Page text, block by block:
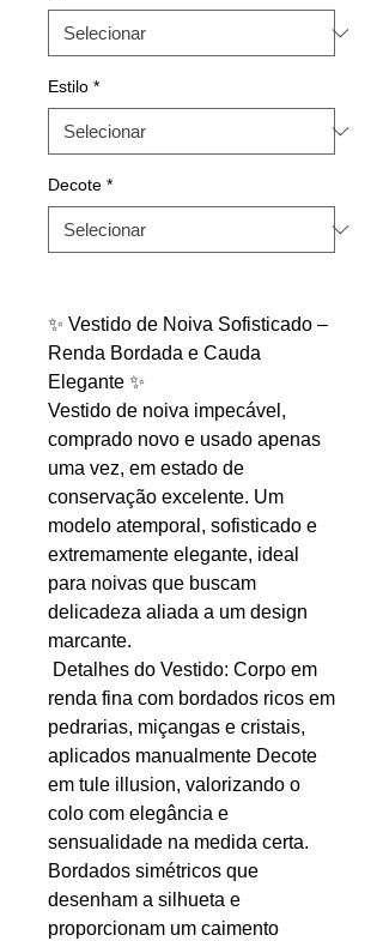
Estilo *
Decote *
✨ Vestido de Noiva Sofisticado –
Renda Bordada e Cauda
Elegante ✨
Vestido de noiva impecável,
comprado novo e usado apenas
uma vez, em estado de
conservação excelente. Um
modelo atemporal, sofisticado e
extremamente elegante, ideal
para noivas que buscam
delicadeza aliada a um design
marcante.
Detalhes do Vestido: Corpo em
renda fina com bordados ricos em
pedrarias, miçangas e cristais,
aplicados manualmente Decote
em tule illusion, valorizando o
colo com elegância e
sensualidade na medida certa.
Bordados simétricos que
desenham a silhueta e
proporcionam um caimento